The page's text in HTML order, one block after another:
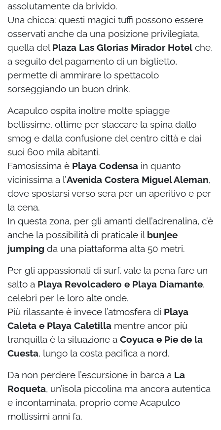
assolutamente da brivido.
Una chicca: questi magici tuffi possono essere
osservati anche da una posizione privilegiata,
quella del Plaza Las Glorias Mirador Hotel che,
a seguito del pagamento di un biglietto,
permette di ammirare lo spettacolo
sorseggiando un buon drink.
Acapulco ospita inoltre molte spiagge
bellissime, ottime per staccare la spina dallo
smog e dalla confusione del centro città e dai
suoi 600 mila abitanti.
Famosissima è Playa Codensa in quanto
vicinissima a l’Avenida Costera Miguel Aleman,
dove spostarsi verso sera per un aperitivo e per
la cena.
In questa zona, per gli amanti dell’adrenalina, c’è
anche la possibilità di praticale il bunjee
jumping da una piattaforma alta 50 metri.
Per gli appassionati di surf, vale la pena fare un
salto a Playa Revolcadero e Playa Diamante,
celebri per le loro alte onde.
Più rilassante è invece l’atmosfera di Playa
Caleta e Playa Caletilla mentre ancor più
tranquilla è la situazione a Coyuca e Pie de la
Cuesta, lungo la costa pacifica a nord.
Da non perdere l’escursione in barca a La
Roqueta, un’isola piccolina ma ancora autentica
e incontaminata, proprio come Acapulco
moltissimi anni fa.